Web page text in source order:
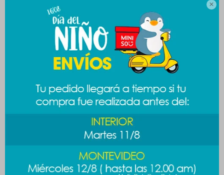

Cubiertos chicas
superpoderosas - Bellota